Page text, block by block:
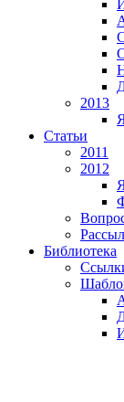
2013
Статьи
2011
2012
Библиотека